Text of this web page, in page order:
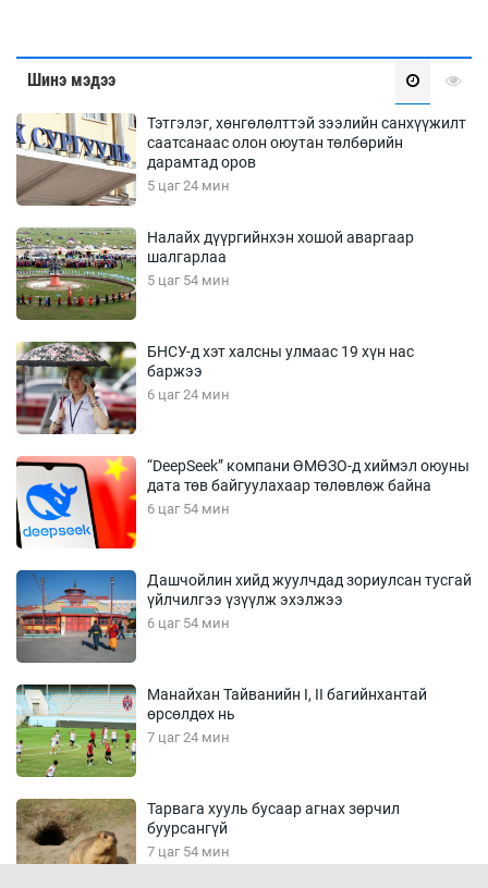
Шинэ мэдээ
Тэтгэлэг, хөнгөлөлттэй зээлийн санхүүжилт
саатсанаас олон оюутан төлбөрийн
дарамтад оров
5 цаг 24 мин
Налайх дүүргийнхэн хошой аваргаар
шалгарлаа
5 цаг 54 мин
БНСУ-д хэт халсны улмаас 19 хүн нас
баржээ
6 цаг 24 мин
“DeepSeek” компани ӨМӨЗО-д хиймэл оюуны
дата төв байгуулахаар төлөвлөж байна
6 цаг 54 мин
Дашчойлин хийд жуулчдад зориулсан тусгай
үйлчилгээ үзүүлж эхэлжээ
6 цаг 54 мин
Манайхан Тайванийн I, II багийнхантай
өрсөлдөх нь
7 цаг 24 мин
Тарвага хууль бусаар агнах зөрчил
буурсангүй
7 цаг 54 мин